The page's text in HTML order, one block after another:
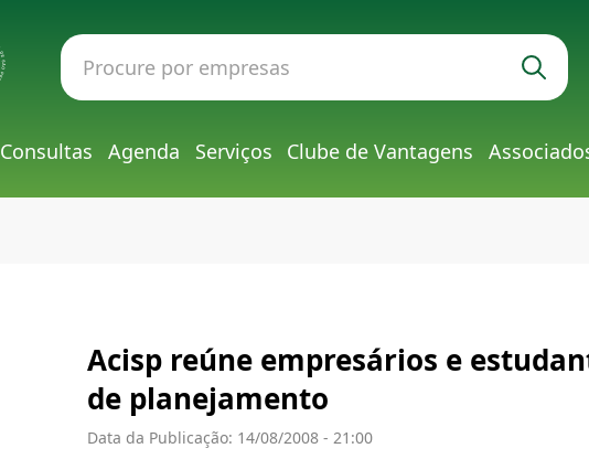
Consultas Agenda Serviços Clube de Vantagens
Acisp reúne empresários e
de planejamento
Data da Publicação: 14/08/2008 - 21:00